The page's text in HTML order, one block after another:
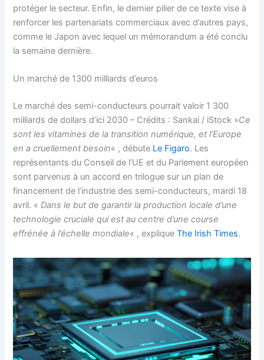
protéger le secteur. Enfin, le dernier pilier de ce texte vise à
renforcer les partenariats commerciaux avec d’autres pays,
comme le Japon avec lequel un mémorandum a été conclu
la semaine dernière.
Un marché de 1300 milliards d’euros
Le marché des semi-conducteurs pourrait valoir 1 300
milliards de dollars d’ici 2030 – Crédits : Sankai / iStock »Ce
sont les vitamines de la transition numérique, et l’Europe
en a cruellement besoin« , débute Le Figaro. Les
représentants du Conseil de l’UE et du Parlement européen
sont parvenus à un accord en trilogue sur un plan de
financement de l’industrie des semi-conducteurs, mardi 18
avril. «Dans le but de garantir la production locale d’une
technologie cruciale qui est au centre d’une course
effrénée à l’échelle mondiale« , expliqueThe Irish Times.